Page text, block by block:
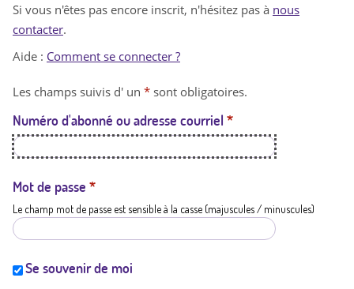
n
t
a
t
i
Si vous n'êtes pas encore inscrit, n'hésitez pas à nous
contacter.
Aide : Comment se connecter ?
Les champs suivis d' un * sont obligatoires.
Numéro d'abonné ou adresse courriel *
Mot de passe *
Le champ mot de passe est sensible à la casse (majuscules / minuscules)
Se souvenir de moi